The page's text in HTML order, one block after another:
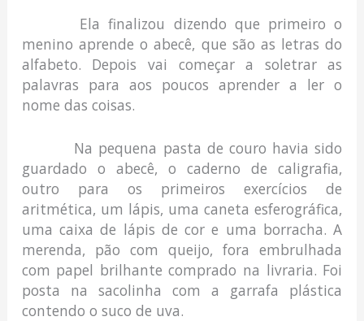
Ela finalizou dizendo que primeiro o
menino aprende o abecê, que são as letras do
alfabeto. Depois vai começar a soletrar as
palavras para aos poucos aprender a ler o
nome das coisas.
Na pequena pasta de couro havia sido
guardado o abecê, o caderno de caligrafia,
outro para os primeiros exercícios de
aritmética, um lápis, uma caneta esferográfica,
uma caixa de lápis de cor e uma borracha. A
merenda, pão com queijo, fora embrulhada
com papel brilhante comprado na livraria. Foi
posta na sacolinha com a garrafa plástica
contendo o suco de uva.